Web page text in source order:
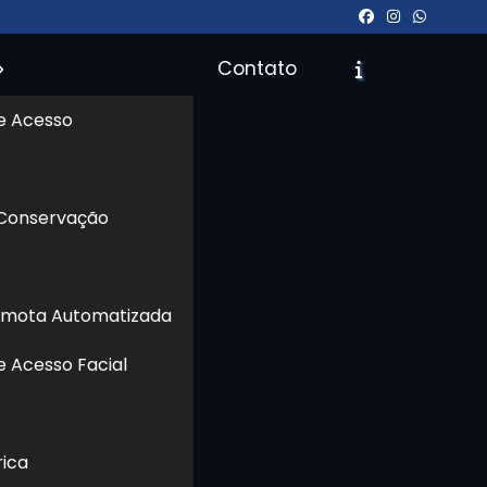
Acesso
Automatizada
Acesso Facial
Contato
um Orçamento